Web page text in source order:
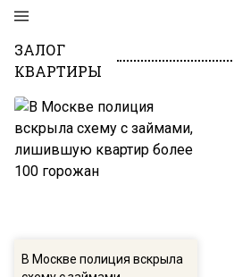
ЗАЛОГ
КВАРТИРЫ
В Москве полиция вскрыла